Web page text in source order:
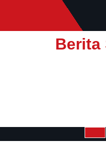
Berita